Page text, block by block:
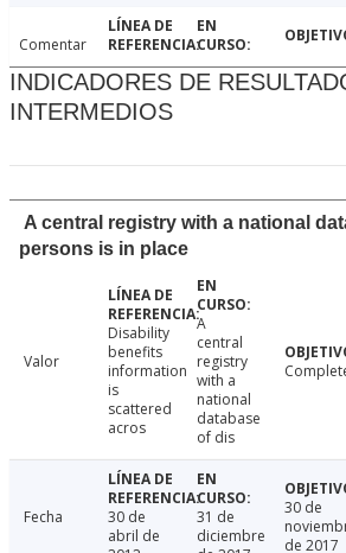
Comentar
INDICADORES DE
INTERMEDIOS
A central registry with a national
persons is in place
Valor
Disability
benefits
information
is
scattered
acros
A
central
registry
with a
national
database
of dis
Fecha
30 de
abril de
31 de
diciembre
30 de
de 2017